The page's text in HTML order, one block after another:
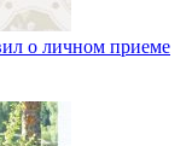
о личном приеме